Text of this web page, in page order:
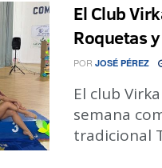
El Club
Roquetas
POR JOSÉ PÉREZ
El club
semana
tradicional